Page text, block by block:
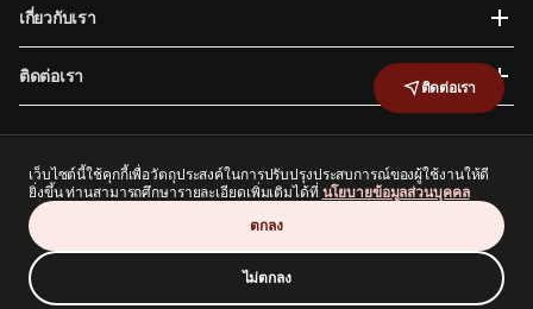
ติดต่อเรา
เกี่ยวกับเรา
ติดต่อเรา
บริษัท พรูเด็นเชียล ประกันชีวิต (ประเทศไทย) จำกัด (มหาชน) เป็นบริษัท ย่อยทางอ้อมของกลุ่ม
บริษัทพรูเด็นเชียล ซึ่งเป็นบริษัทที่ดำเนินธุรกิจในเอเชีย และแอฟริกา ทั้งบริษัท พรูเด็นเชียล ประกัน
ชีวิต (ประเทศไทย) จำกัด (มหาชน) และกลุ่มบริษัทพรูเด็นเชียล มิได้มีความสัมพันธ์ใดๆ กับ พรู
เด็นเชียล ไฟแนนเชียล อิงค์ (Prudential Financial. Inc) ซึ่งเป็นบริษัทที่มีถิ่นที่ตั้งทางธุรกิจใน
ประเทศ สหรัฐอเมริกา
สงวนลิขสิทธิ์ 2569 บมจ. พรูเด็นเชียล ประกันชีวิต (ประเทศไทย)
เว็บไซต์นี้ใช้คุกกี้เพื่อวัตถุประสงค์ในการปรับปรุงประสบการณ์ของผู้ใช้งานให้ดี
ยิ่งขึ้น ท่านสามารถศึกษารายละเอียดเพิ่มเติมได้ที่นโยบายข้อมูลส่วนบุคคล
ตกลง
ไม่ตกลง